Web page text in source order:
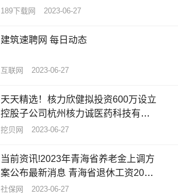
189下载网 2023-06-27
建筑速聘网 每日动态
互联网 2023-06-27
天天精选！核力欣健拟投资600万设立
控股子公司杭州核力诚医药科技有限
公司 持股85.71%
挖贝网 2023-06-27
当前资讯!2023年青海省养老金上调方
案公布最新消息 青海省退休工资2023
计算公式
社保网 2023-06-27